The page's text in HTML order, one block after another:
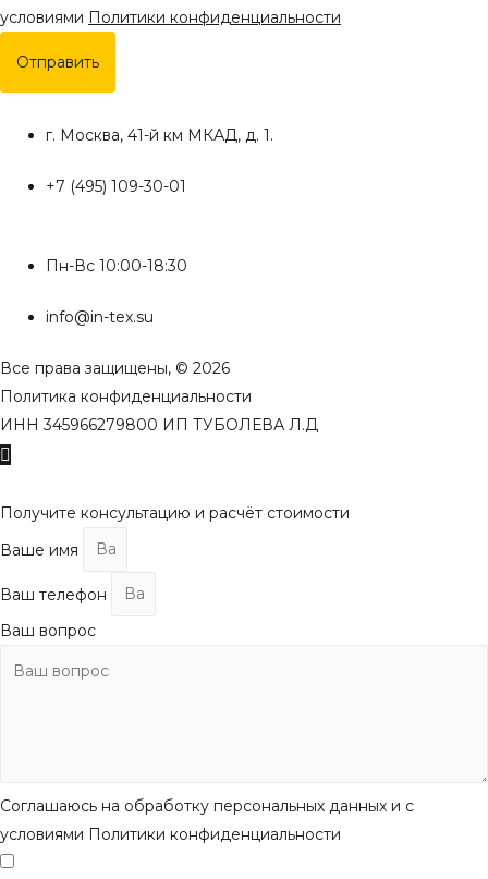
условиями Политики конфиденциальности
Отправить
г. Москва, 41-й км МКАД, д. 1.
+7 (495) 109-30-01
Пн-Вс 10:00-18:30
info@in-tex.su
Все права защищены, © 2026
Политика конфиденциальности
ИНН 345966279800 ИП ТУБОЛЕВА Л.Д
Получите консультацию и расчёт стоимости
Ваше имя
Ваш телефон
Ваш вопрос
Соглашаюсь на обработку персональных данных и с
условиями Политики конфиденциальности